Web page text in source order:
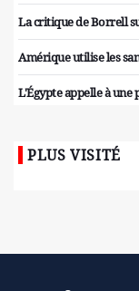
La critique de Borrell
Amérique utilise les
L'Égypte appelle à
PLUS VISITÉ